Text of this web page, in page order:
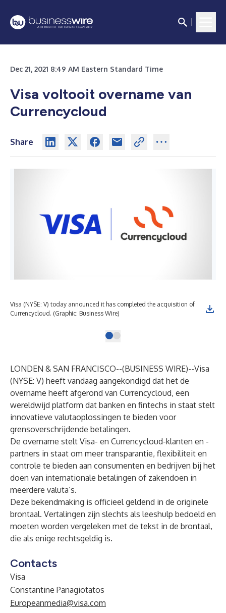
Dec 21, 2021 8:49 AM Eastern Standard Time
Visa voltooit overname van
Currencycloud
Share
Visa (NYSE: V) today announced it has completed the acquisition of
Currencycloud. (Graphic: Business Wire)
LONDEN & SAN FRANCISCO--(BUSINESS WIRE)--Visa
(NYSE: V) heeft vandaag aangekondigd dat het de
overname heeft afgerond van Currencycloud, een
wereldwijd platform dat banken en fintechs in staat stelt
innovatieve valutaoplossingen te bieden voor
grensoverschrijdende betalingen.
De overname stelt Visa- en Currencycloud-klanten en -
partners in staat om meer transparantie, flexibiliteit en
controle te bieden aan consumenten en bedrijven bij het
doen van internationale betalingen of zakendoen in
meerdere valuta’s.
Deze bekendmaking is officieel geldend in de originele
brontaal. Vertalingen zijn slechts als leeshulp bedoeld en
moeten worden vergeleken met de tekst in de brontaal,
die als enige rechtsgeldig is.
Contacts
Visa
Constantine Panagiotatos
Europeanmedia@visa.com